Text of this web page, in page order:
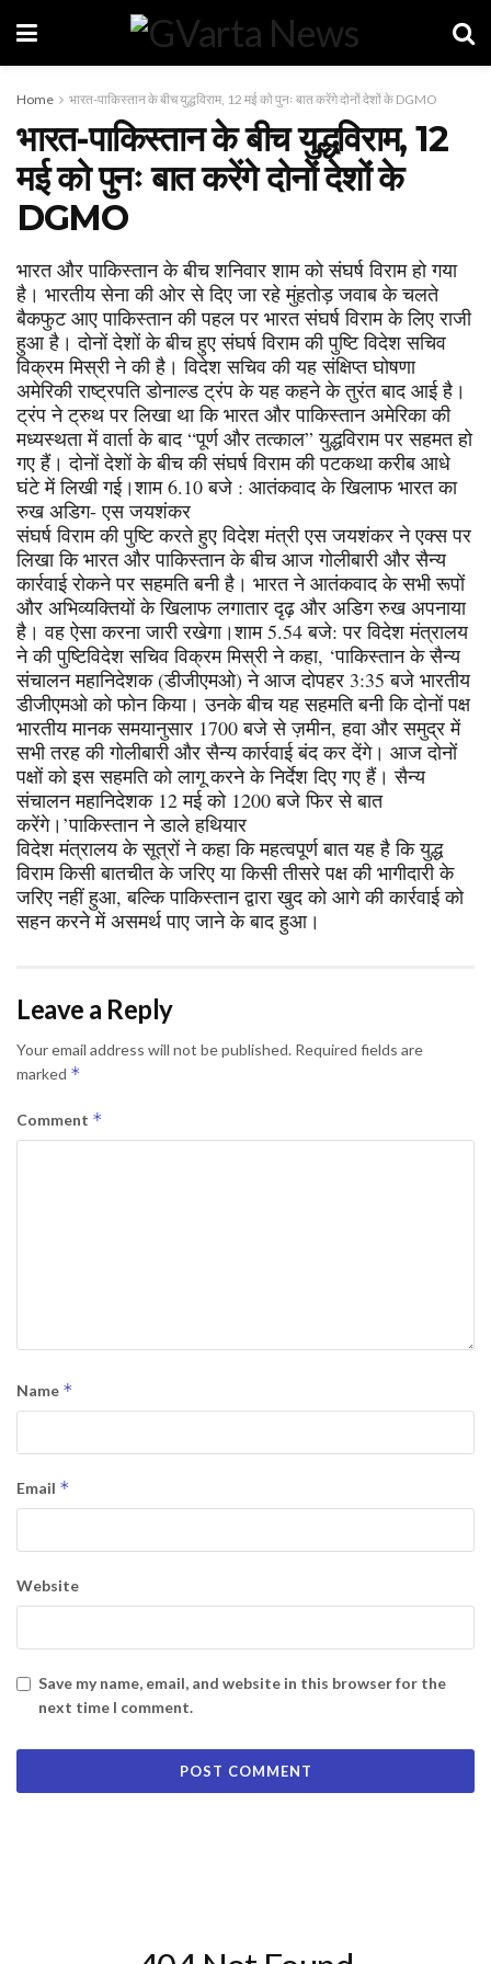
Home भारत-पाकिस्तान के बीच युद्धविराम, 12 मई को पुनः बात करेंगे दोनों देशों के DGMO
भारत-पाकिस्तान के बीच युद्धविराम, 12
मई को पुनः बात करेंगे दोनों देशों के
DGMO
भारत और पाकिस्तान के बीच शनिवार शाम को संघर्ष विराम हो गया
है। भारतीय सेना की ओर से दिए जा रहे मुंहतोड़ जवाब के चलते
बैकफुट आए पाकिस्तान की पहल पर भारत संघर्ष विराम के लिए राजी
हुआ है। दोनों देशों के बीच हुए संघर्ष विराम की पुष्टि विदेश सचिव
विक्रम मिस्री ने की है। विदेश सचिव की यह संक्षिप्त घोषणा
अमेरिकी राष्ट्रपति डोनाल्ड ट्रंप के यह कहने के तुरंत बाद आई है।
ट्रंप ने ट्रुथ पर लिखा था कि भारत और पाकिस्तान अमेरिका की
मध्यस्थता में वार्ता के बाद “पूर्ण और तत्काल” युद्धविराम पर सहमत हो
गए हैं। दोनों देशों के बीच की संघर्ष विराम की पटकथा करीब आधे
घंटे में लिखी गई।शाम 6.10 बजे : आतंकवाद के खिलाफ भारत का
रुख अडिग- एस जयशंकर
संघर्ष विराम की पुष्टि करते हुए विदेश मंत्री एस जयशंकर ने एक्स पर
लिखा कि भारत और पाकिस्तान के बीच आज गोलीबारी और सैन्य
कार्रवाई रोकने पर सहमति बनी है। भारत ने आतंकवाद के सभी रूपों
और अभिव्यक्तियों के खिलाफ लगातार दृढ़ और अडिग रुख अपनाया
है। वह ऐसा करना जारी रखेगा।शाम 5.54 बजे: पर विदेश मंत्रालय
ने की पुष्टिविदेश सचिव विक्रम मिस्री ने कहा, ‘पाकिस्तान के सैन्य
संचालन महानिदेशक (डीजीएमओ) ने आज दोपहर 3:35 बजे भारतीय
डीजीएमओ को फोन किया। उनके बीच यह सहमति बनी कि दोनों पक्ष
भारतीय मानक समयानुसार 1700 बजे से ज़मीन, हवा और समुद्र में
सभी तरह की गोलीबारी और सैन्य कार्रवाई बंद कर देंगे। आज दोनों
पक्षों को इस सहमति को लागू करने के निर्देश दिए गए हैं। सैन्य
संचालन महानिदेशक 12 मई को 1200 बजे फिर से बात
करेंगे।’पाकिस्तान ने डाले हथियार
विदेश मंत्रालय के सूत्रों ने कहा कि महत्वपूर्ण बात यह है कि युद्ध
विराम किसी बातचीत के जरिए या किसी तीसरे पक्ष की भागीदारी के
जरिए नहीं हुआ, बल्कि पाकिस्तान द्वारा खुद को आगे की कार्रवाई को
सहन करने में असमर्थ पाए जाने के बाद हुआ।
Leave a Reply
Your email address will not be published. Required fields are
marked *
Comment *
Name *
Email *
Website
Save my name, email, and website in this browser for the
next time I comment.